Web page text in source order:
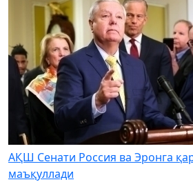
АҚШ Сенати Россия ва Эронга
маъқуллади